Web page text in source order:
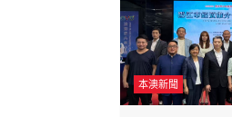
本澳新聞